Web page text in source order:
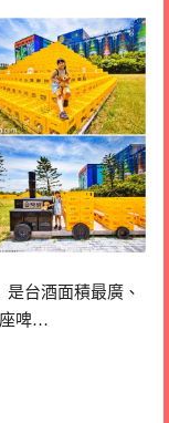
台酒面積最廣、
座啤…